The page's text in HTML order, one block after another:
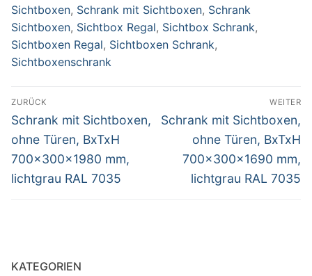
Sichtboxen, Schrank mit Sichtboxen, Schrank
Sichtboxen, Sichtbox Regal, Sichtbox Schrank,
Sichtboxen Regal, Sichtboxen Schrank,
Sichtboxenschrank
Beitragsnavigation
ZURÜCK
Vorheriger
Beitrag:
Schrank mit Sichtboxen,
ohne Türen, BxTxH
700x300x1980 mm,
lichtgrau RAL 7035
WEITER
Nächster
Beitrag:
Schrank mit Sichtboxen,
ohne Türen, BxTxH
700x300x1690 mm,
lichtgrau RAL 7035
KATEGORIEN